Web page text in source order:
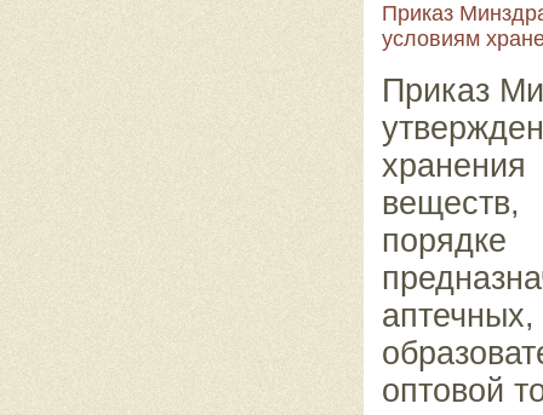
Приказ
условиям
Приказ
хранения
веществ,
порядке
оптовой